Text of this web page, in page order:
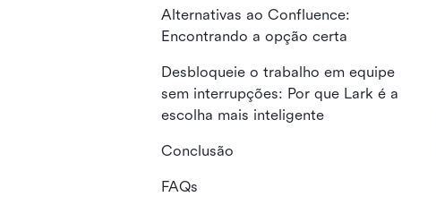
Alternativas ao Confluence:
Encontrando a opção certa
Desbloqueie o trabalho em equipe
sem interrupções: Por que Lark é a
escolha mais inteligente
Conclusão
FAQs